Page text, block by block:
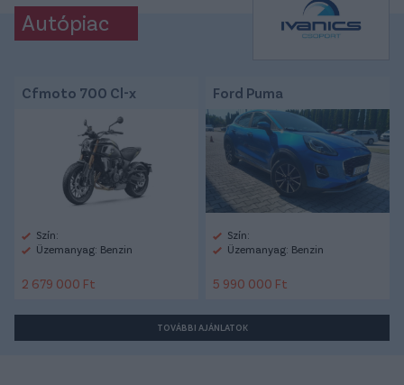
Autópiac
Cfmoto 700 Cl-x
Szín:
Üzemanyag: Benzin
2 679 000 Ft
Ford Puma
Szín:
Üzemanyag: Benzin
5 990 000 Ft
TOVÁBBI AJÁNLATOK